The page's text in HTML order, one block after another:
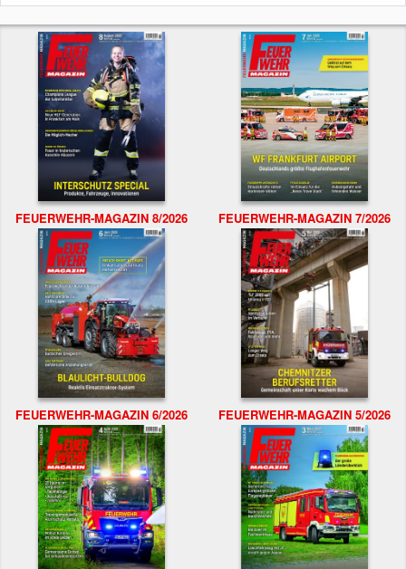
FEUERWEHR-MAGAZIN 8/2026 FEUERWEHR-MAGAZIN 7/2026
FEUERWEHR-MAGAZIN 6/2026 FEUERWEHR-MAGAZIN 5/2026